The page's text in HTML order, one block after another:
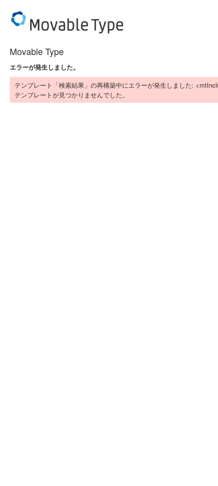
Movable Type
エラーが発生しました。
テンプレート「検索結果」の再構築中にエラーが発生しました:
テンプレートが見つかりませんでした。